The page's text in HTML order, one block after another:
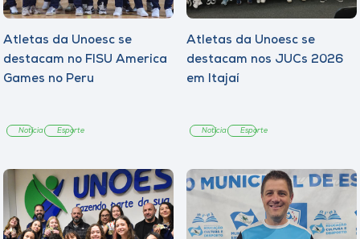
Atletas da Unoesc se
destacam no FISU America
Games no Peru
Notícia Esporte
Atletas da Unoesc se
destacam nos JUCs 2026
em Itajaí
Notícia Esporte